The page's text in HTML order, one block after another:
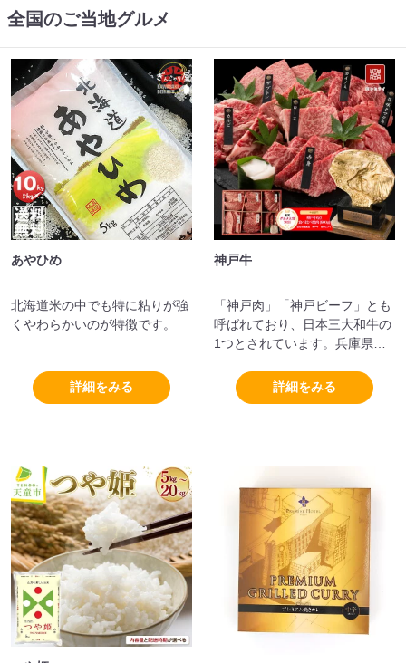
全国のご当地グルメ
あやひめ
北海道米の中でも特に粘りが強
くやわらかいのが特徴です。
詳細をみる
神戸牛
「神戸肉」「神戸ビーフ」とも
呼ばれており、日本三大和牛の
1つとされています。兵庫県で
(たじまうし)」のうち一定の基
準を満たした「牛肉」を「神戸
詳細をみる